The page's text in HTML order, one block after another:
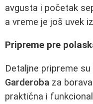
avgusta i početak
a vreme je još uvek
Pripreme pre
Detaljne pripreme
Garderoba za
praktična i